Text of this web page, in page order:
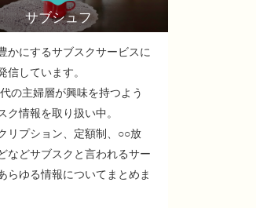
サブシュフ
かにするサブスクサービスに
信しています。
の主婦層が興味を持つよう
ク情報を取り扱い中。
リプション、定額制、○○放
などサブスクと言われるサー
らゆる情報についてまとめま